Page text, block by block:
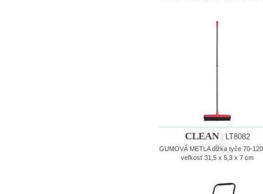
CLEAN LT8082
GUMOVÁ METLA dĺžka tyče 70-
veľkosť 31,5 x 5,3 x 7 cm